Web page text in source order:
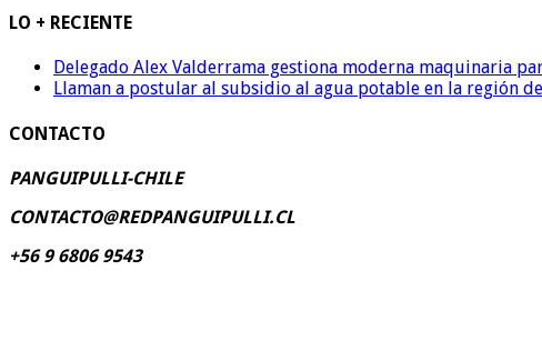
LO + RECIENTE
Delegado Alex Valderrama gestiona moderna maquinaria
Llaman a postular al subsidio al agua potable en la región
CONTACTO
PANGUIPULLI-CHILE
CONTACTO@REDPANGUIPULLI.CL
+56 9 6806 9543